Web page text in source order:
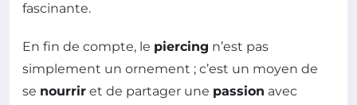
fascinante.
En fin de compte, le piercing n’est pas
simplement un ornement ; c’est un moyen de
se nourrir et de partager une passion avec